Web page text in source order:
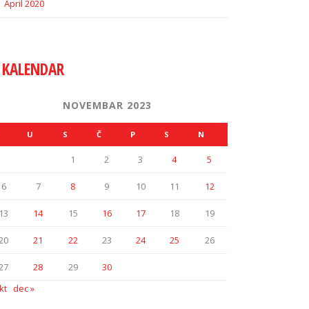
April 2020
KALENDAR
NOVEMBAR 2023
U S Č P S N
1 2 3 4 5
6 7 8 9 10 11 12
13 14 15 16 17 18 19
21 22 23 24 25 26
28 29
30
dec »